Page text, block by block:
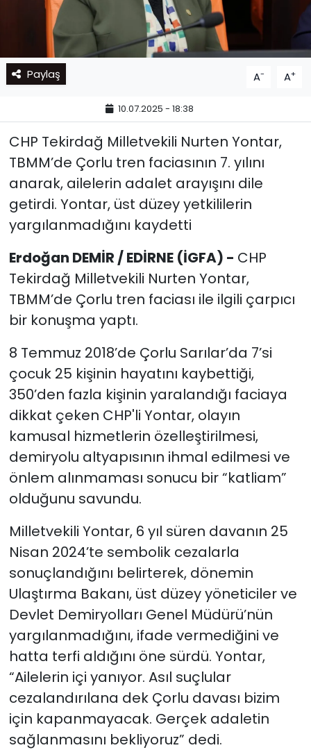
Paylaş A- A+
10.07.2025 - 18:38
CHP Tekirdağ Milletvekili Nurten Yontar,
TBMM’de Çorlu tren faciasının 7. yılını
anarak, ailelerin adalet arayışını dile
getirdi. Yontar, üst düzey yetkililerin
yargılanmadığını kaydetti
Erdoğan DEMİR / EDİRNE (İGFA) - CHP
Tekirdağ Milletvekili Nurten Yontar,
TBMM’de Çorlu tren faciası ile ilgili çarpıcı
bir konuşma yaptı.
8 Temmuz 2018’de Çorlu Sarılar’da 7’si
çocuk 25 kişinin hayatını kaybettiği,
350’den fazla kişinin yaralandığı faciaya
dikkat çeken CHP'li Yontar, olayın
kamusal hizmetlerin özelleştirilmesi,
demiryolu altyapısının ihmal edilmesi ve
önlem alınmaması sonucu bir “katliam”
olduğunu savundu.
Milletvekili Yontar, 6 yıl süren davanın 25
Nisan 2024’te sembolik cezalarla
sonuçlandığını belirterek, dönemin
Ulaştırma Bakanı, üst düzey yöneticiler ve
Devlet Demiryolları Genel Müdürü’nün
yargılanmadığını, ifade vermediğini ve
hatta terfi aldığını öne sürdü. Yontar,
“Ailelerin içi yanıyor. Asıl suçlular
cezalandırılana dek Çorlu davası bizim
için kapanmayacak. Gerçek adaletin
sağlanmasını bekliyoruz” dedi.